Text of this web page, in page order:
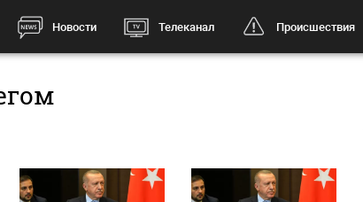
Новости Телеканал Происшествия